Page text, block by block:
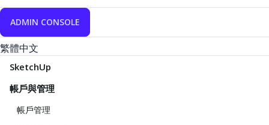
ADMIN CONSOLE
繁體中文
SketchUp
帳戶與管理
帳戶管理